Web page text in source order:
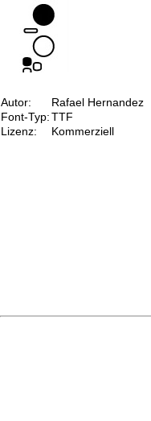
Autor:
Rafael Hernandez
Font-Typ:TTF
Lizenz:
Kommerziell